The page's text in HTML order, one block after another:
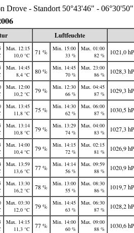
Drove - Standort 50°43'46" - 06°30'50"
Luftfeuchte
Max. 12:15
10,0 °C
71 %
Min. 15:00
33 %
Max. 01:00
82 %
1021,0
Max. 14:45
8,4 °C
80 %
Min. 14:45
70 %
Max. 23:00
86 %
1028,3
Max. 12:00
10,2 °C
79 %
Min. 12:30
66 %
Max. 04:45
87 %
1029,3
Max. 13:45
11,8 °C
75 %
Min. 14:30
62 %
Max. 06:00
87 %
1030,5
Max. 13:14
10,8 °C
79 %
Min. 13:29
74 %
Max. 04:00
83 %
1027,3
Max. 14:00
10,4 °C
79 %
Min. 14:15
72 %
Max. 02:15
81 %
1026,9
Max. 13:59
13,6 °C
77 %
Min. 14:14
56 %
Max. 09:59
88 %
1020,9
Max. 13:30
16,2 °C
78 %
Min. 13:00
55 %
Max. 08:30
86 %
1019,7
Max. 03:30
12,0 °C
79 %
Min. 14:45
63 %
Max. 06:30
87 %
1028,2
Max. 14:15
11,3 °C
77 %
Min. 14:00
60 %
Max. 09:00
88 %
1030,6